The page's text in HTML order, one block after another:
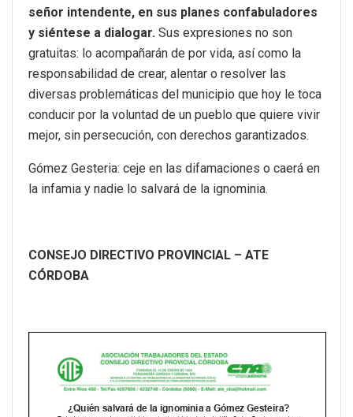
señor intendente, en sus planes confabuladores
y siéntese a dialogar. Sus expresiones no son
gratuitas: lo acompañarán de por vida, así como la
responsabilidad de crear, alentar o resolver las
diversas problemáticas del municipio que hoy le toca
conducir por la voluntad de un pueblo que quiere vivir
mejor, sin persecución, con derechos garantizados.
Gómez Gesteria: ceje en las difamaciones o caerá en
la infamia y nadie lo salvará de la ignominia.
CONSEJO DIRECTIVO PROVINCIAL – ATE
CÓRDOBA